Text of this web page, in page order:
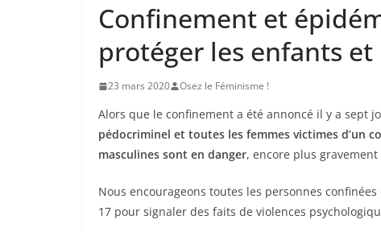
Confinement et
protéger les enfants
23 mars 2020 Osez le Féminisme !
Alors que le confinement a été annoncé il y a sept
pédocriminel et toutes les femmes victimes d’un
masculines sont en danger, encore plus gravement
Nous encourageons toutes les personnes
17 pour signaler des faits de violences